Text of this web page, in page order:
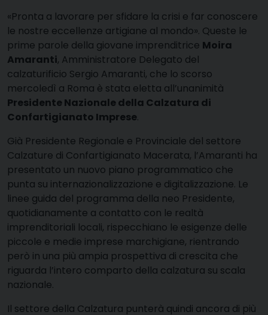
«Pronta a lavorare per sfidare la crisi e far conoscere
le nostre eccellenze artigiane al mondo». Queste le
prime parole della giovane imprenditrice Moira
Amaranti, Amministratore Delegato del
calzaturificio Sergio Amaranti, che lo scorso
mercoledì a Roma è stata eletta all’unanimità
Presidente Nazionale della Calzatura di
Confartigianato Imprese.
Già Presidente Regionale e Provinciale del settore
Calzature di Confartigianato Macerata, l’Amaranti ha
presentato un nuovo piano programmatico che
punta su internazionalizzazione e digitalizzazione. Le
linee guida del programma della neo Presidente,
quotidianamente a contatto con le realtà
imprenditoriali locali, rispecchiano le esigenze delle
piccole e medie imprese marchigiane, rientrando
però in una più ampia prospettiva di crescita che
riguarda l’intero comparto della calzatura su scala
nazionale.
Il settore della Calzatura punterà quindi ancora di più